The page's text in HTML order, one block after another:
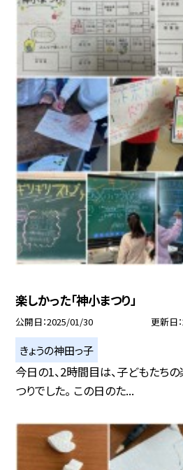
楽しかった「神小まつり」
公開日 2025/01/30 更新日
きょうの神田っ子
今日の1、2時間目は、子どもたち
つりでした。 この日のた...